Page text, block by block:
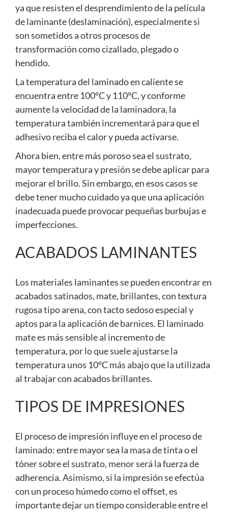
ya que resisten el desprendimiento de la película
de laminante (deslaminación), especialmente si
son sometidos a otros procesos de
transformación como cizallado, plegado o
hendido.
La temperatura del laminado en caliente se
encuentra entre 100°C y 110°C, y conforme
aumente la velocidad de la laminadora, la
temperatura también incrementará para que el
adhesivo reciba el calor y pueda activarse.
Ahora bien, entre más poroso sea el sustrato,
mayor temperatura y presión se debe aplicar para
mejorar el brillo. Sin embargo, en esos casos se
debe tener mucho cuidado ya que una aplicación
inadecuada puede provocar pequeñas burbujas e
imperfecciones.
ACABADOS LAMINANTES
Los materiales laminantes se pueden encontrar en
acabados satinados, mate, brillantes, con textura
rugosa tipo arena, con tacto sedoso especial y
aptos para la aplicación de barnices. El laminado
mate es más sensible al incremento de
temperatura, por lo que suele ajustarse la
temperatura unos 10°C más abajo que la utilizada
al trabajar con acabados brillantes.
TIPOS DE IMPRESIONES
El proceso de impresión influye en el proceso de
laminado: entre mayor sea la masa de tinta o el
tóner sobre el sustrato, menor será la fuerza de
adherencia. Asimismo, si la impresión se efectúa
con un proceso húmedo como el offset, es
importante dejar un tiempo considerable entre el